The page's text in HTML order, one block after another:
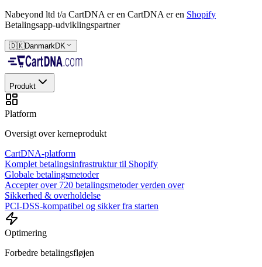
Nabeyond ltd t/a CartDNA er en CartDNA er en Shopify
Betalingsapp-udviklingspartner
🇩🇰DanmarkDK
Produkt
Platform
Oversigt over kerneprodukt
CartDNA-platform
Komplet betalingsinfrastruktur til Shopify
Globale betalingsmetoder
Accepter over 720 betalingsmetoder verden over
Sikkerhed & overholdelse
PCI-DSS-kompatibel og sikker fra starten
Optimering
Forbedre betalingsfløjen